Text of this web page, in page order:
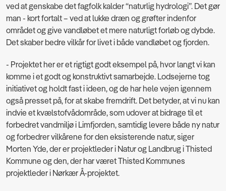
ved at genskabe det fagfolk kalder “naturlig hydrologi”. Det gør
man - kort fortalt – ved at lukke dræn og grøfter indenfor
området og give vandløbet et mere naturligt forløb og dybde.
Det skaber bedre vilkår for livet i både vandløbet og fjorden.
- Projektet her er et rigtigt godt eksempel på, hvor langt vi kan
komme i et godt og konstruktivt samarbejde. Lodsejerne tog
initiativet og holdt fast i ideen, og de har hele vejen igennem
også presset på, for at skabe fremdrift. Det betyder, at vi nu kan
indvie et kvælstofvådområde, som udover at bidrage til et
forbedret vandmiljø i Limfjorden, samtidig levere både ny natur
og forbedrer vilkårene for den eksisterende natur, siger
Morten Yde, der er projektleder i Natur og Landbrug i Thisted
Kommune og den, der har været Thisted Kommunes
projektleder i Nørkær Å-projektet.